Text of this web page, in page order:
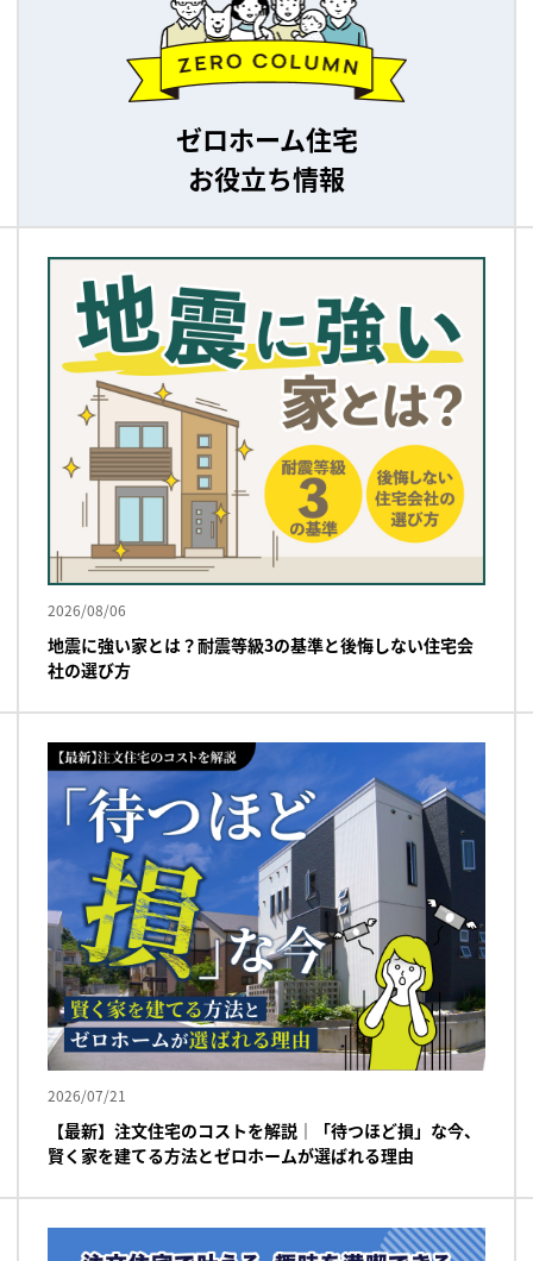
ゼロホーム住宅
お役立ち情報
2026/08/06
地震に強い家とは？耐震等級3の基準と後悔しない住宅会
社の選び方
2026/07/21
【最新】注文住宅のコストを解説｜「待つほど損」な今、
賢く家を建てる方法とゼロホームが選ばれる理由